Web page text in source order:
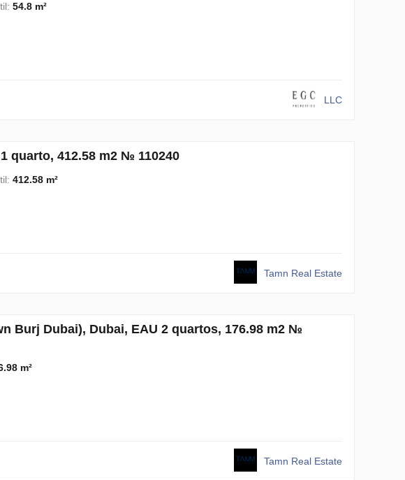
54.8 m²
LLC
quarto, 412.58 m2 № 110240
412.58 m²
Tamn Real Estate
Burj Dubai), Dubai, EAU 2 quartos, 176.98 m2 №
m²
Tamn Real Estate